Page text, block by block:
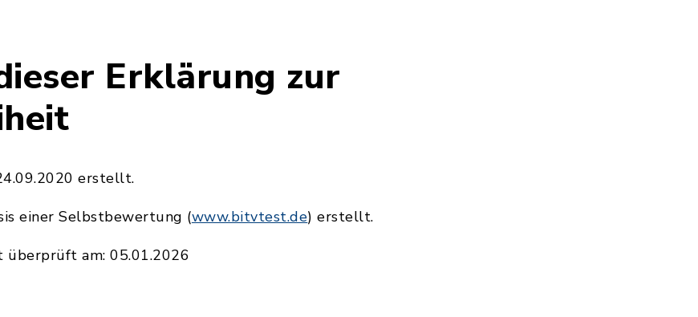
Erklärung zur
erstellt.
einer Selbstbewertung (www.bitvtest.de) erstellt.
am: 05.01.2026